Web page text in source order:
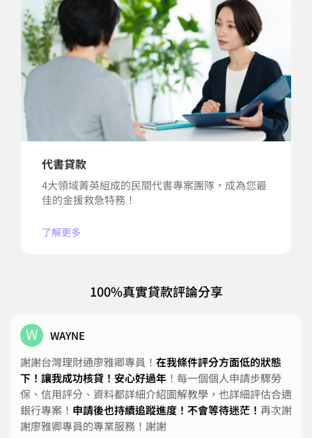
代書貸款
4大領域菁英組成的民間代書專案團隊，成為您最
佳的金援救急特務！
了解更多
100%真實貸款評論分享
W
WAYNE
謝謝台灣理財通廖雅卿專員！ 在我條件評分方面低的狀態
下！讓我成功核貸！安心好過年 ！每一個個人申請步驟勞
保、信用評分、資料都詳細介紹圖解教學，也詳細評估合適
銀行專案！ 申請後也持續追蹤進度！不會等待迷茫！ 再次謝
謝廖雅卿專員的專業服務！謝謝